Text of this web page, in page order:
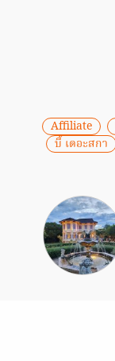
Affiliate
บี้ เดอะสกา